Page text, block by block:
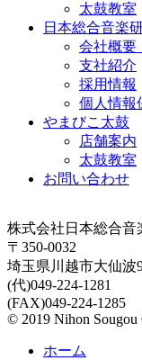
太鼓教室
日本総合音楽
会社概要
支社紹介
採用情報
個人情報
やまびこ太鼓
店舗案内
太鼓教室
お問い合わせ
株式会社日本総合音
〒350-0032
埼玉県川越市大仙波
(代)049-224-1281
(FAX)049-224-1285
© 2019 Nihon
ホーム